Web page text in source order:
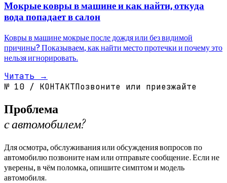
Мокрые ковры в машине и как найти, откуда
вода попадает в салон
Ковры в машине мокрые после дождя или без видимой
причины? Показываем, как найти место протечки и почему это
нельзя игнорировать.
Читать →
№ 10 / КОНТАКТПозвоните или приезжайте
Проблема
с автомобилем?
Для осмотра, обслуживания или обсуждения вопросов по
автомобилю позвоните нам или отправьте сообщение. Если не
уверены, в чём поломка, опишите симптом и модель
автомобиля.